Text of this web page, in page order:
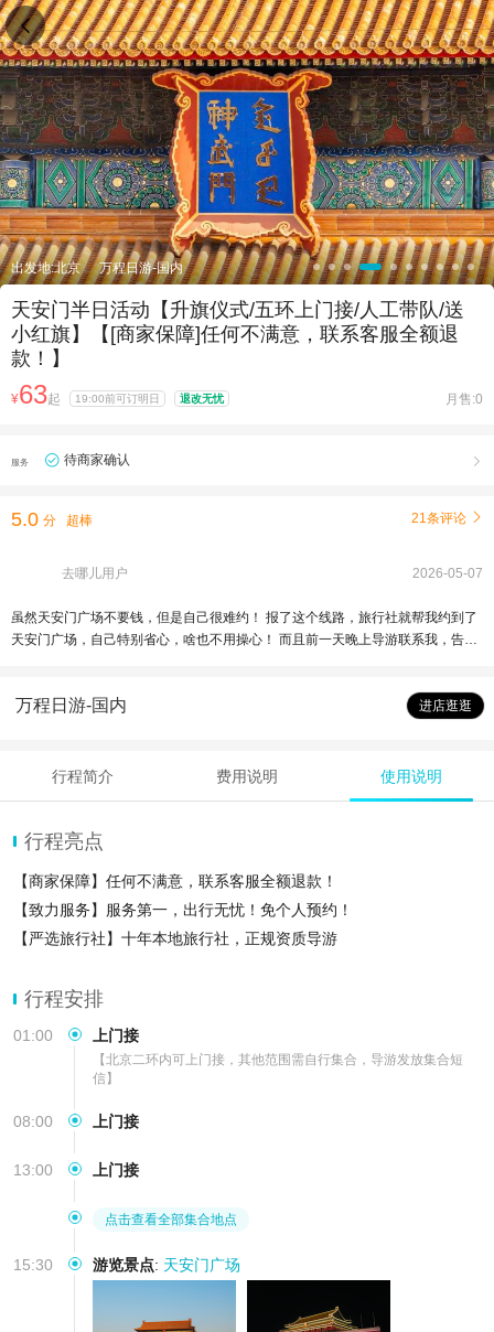
出发地:北京 万程日游-国内
天安门半日活动【升旗仪式/五环上门接/人工带队/送
小红旗】【[商家保障]任何不满意，联系客服全额退
款！】
¥63起 19:00前可订明日 退改无忧 月售:0
服务 待商家确认 
5.0 分 超棒 21条评论 
去哪儿用户 2026-05-07
虽然天安门广场不要钱，但是自己很难约！ 报了这个线路，旅行社就帮我约到了
天安门广场，自己特别省心，啥也不用操心！ 而且前一天晚上导游联系我，告诉
脏！ 真心想说一句！我爱你中国！ 特别推荐这个旅行社的行程！ 省心！省力！
万程日游-国内 进店逛逛
行程简介 费用说明 使用说明
行程亮点
【商家保障】任何不满意，联系客服全额退款！
【致力服务】服务第一，出行无忧！免个人预约！
【严选旅行社】十年本地旅行社，正规资质导游
行程安排
01:00 上门接
【北京二环内可上门接，其他范围需自行集合，导游发放集合短
信】
08:00 上门接
13:00 上门接
点击查看全部集合地点
15:30 游览景点: 天安门广场
